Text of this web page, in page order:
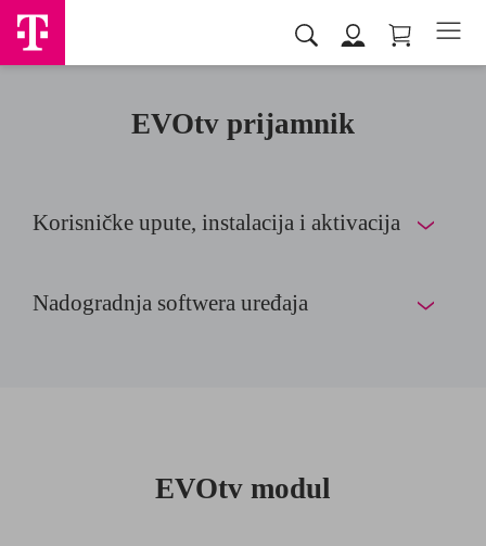
EVOtv prijamnik
Korisničke upute, instalacija i aktivacija
Nadogradnja softwera uređaja
EVOtv modul